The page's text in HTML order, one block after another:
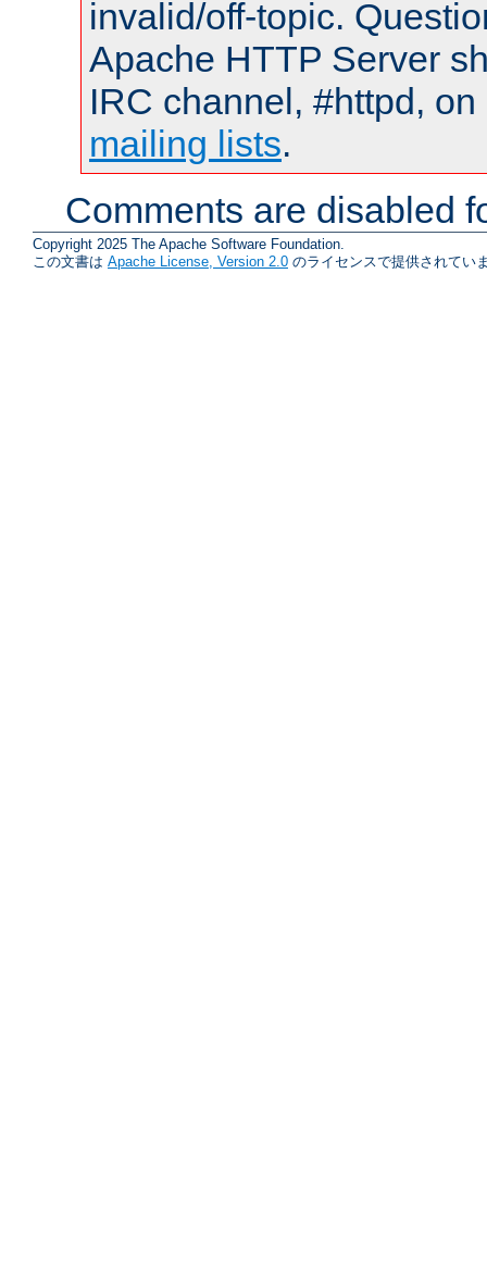
invalid/off-topic.
Apache HTTP Server
IRC channel, #httpd,
mailing lists.
Comments are disabled
Copyright 2025 The Apache Software Foundation.
この文書は Apache License, Version 2.0 のライセンスで提供されてい